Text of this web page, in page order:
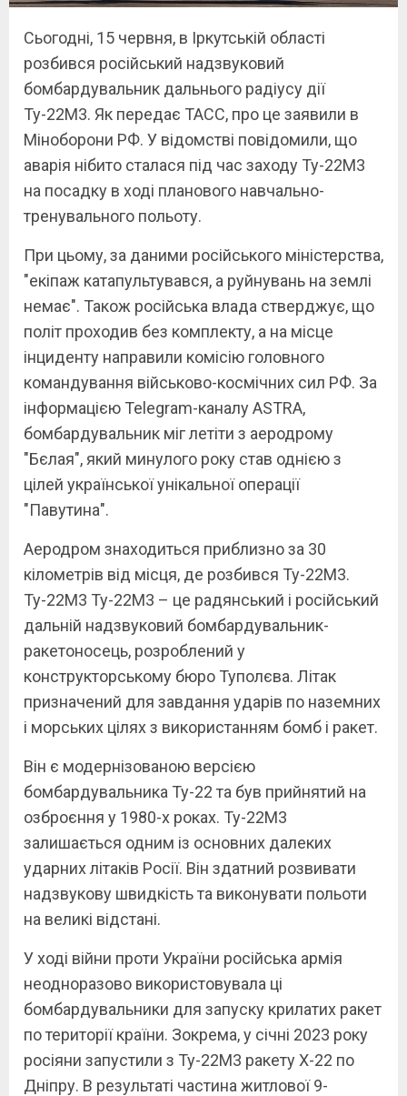
Сьогодні, 15 червня, в Іркутській області
розбився російський надзвуковий
бомбардувальник дальнього радіусу дії
Ту-22М3. Як передає ТАСС, про це заявили в
Міноборони РФ. У відомстві повідомили, що
аварія нібито сталася під час заходу Ту-22М3
на посадку в ході планового навчально-
тренувального польоту.
При цьому, за даними російського міністерства,
"екіпаж катапультувався, а руйнувань на землі
немає". Також російська влада стверджує, що
політ проходив без комплекту, а на місце
інциденту направили комісію головного
командування військово-космічних сил РФ. За
інформацією Telegram-каналу ASTRA,
бомбардувальник міг летіти з аеродрому
"Бєлая", який минулого року став однією з
цілей української унікальної операції
"Павутина".
Аеродром знаходиться приблизно за 30
кілометрів від місця, де розбився Ту-22М3.
Ту-22М3 Ту-22М3 – це радянський і російський
дальній надзвуковий бомбардувальник-
ракетоносець, розроблений у
конструкторському бюро Туполєва. Літак
призначений для завдання ударів по наземних
і морських цілях з використанням бомб і ракет.
Він є модернізованою версією
бомбардувальника Ту-22 та був прийнятий на
озброєння у 1980-х роках. Ту-22М3
залишається одним із основних далеких
ударних літаків Росії. Він здатний розвивати
надзвукову швидкість та виконувати польоти
на великі відстані.
У ході війни проти України російська армія
неодноразово використовувала ці
бомбардувальники для запуску крилатих ракет
по території країни. Зокрема, у січні 2023 року
росіяни запустили з Ту-22М3 ракету Х-22 по
Дніпру. В результаті частина житлової 9-